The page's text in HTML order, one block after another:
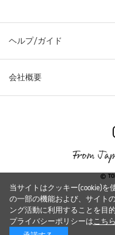
ヘルプ/ガイド
会社概要
©
当サイトはクッキー(cookie)
の一部の機能および、サイト
ング活動に利用することを目
プライバシーポリシーはこちら